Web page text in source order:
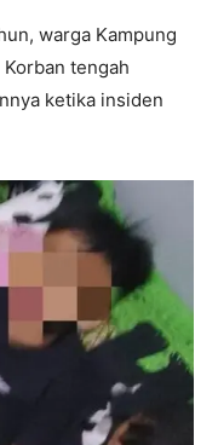
warga Kampung
tengah
ketika insiden